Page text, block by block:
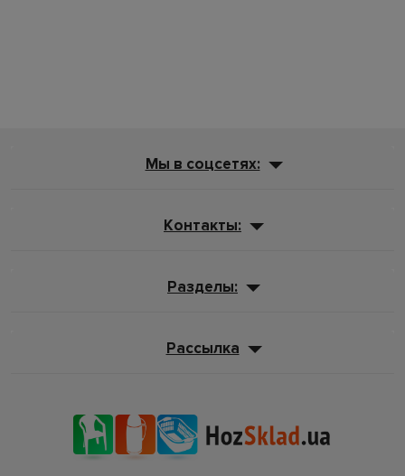
Мы в соцсетях:
Контакты:
Разделы:
Рассылка